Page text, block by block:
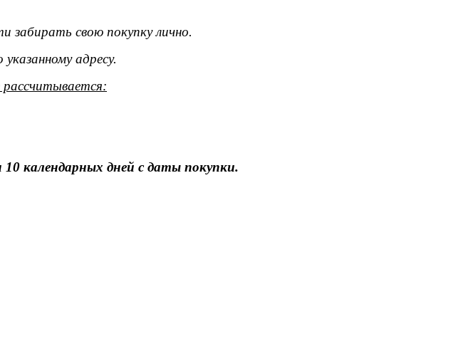
забирать свою покупку лично.
адресу.
рассчитывается:
календарных дней с даты покупки.